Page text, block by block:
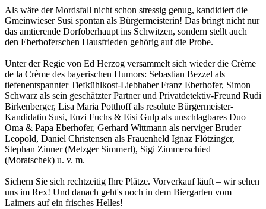
Als wäre der Mordsfall nicht schon stressig genug, kandidiert die
Gmeinwieser Susi spontan als Bürgermeisterin! Das bringt nicht nur
das amtierende Dorfoberhaupt ins Schwitzen, sondern stellt auch
den Eberhoferschen Hausfrieden gehörig auf die Probe.
Unter der Regie von Ed Herzog versammelt sich wieder die Crème
de la Crème des bayerischen Humors: Sebastian Bezzel als
tiefenentspannter Tiefkühlkost-Liebhaber Franz Eberhofer, Simon
Schwarz als sein geschätzter Partner und Privatdetektiv-Freund Rudi
Birkenberger, Lisa Maria Potthoff als resolute Bürgermeister-
Kandidatin Susi, Enzi Fuchs & Eisi Gulp als unschlagbares Duo
Oma & Papa Eberhofer, Gerhard Wittmann als nerviger Bruder
Leopold, Daniel Christensen als Frauenheld Ignaz Flötzinger,
Stephan Zinner (Metzger Simmerl), Sigi Zimmerschied
(Moratschek) u. v. m.
Sichern Sie sich rechtzeitig Ihre Plätze. Vorverkauf läuft – wir sehen
uns im Rex! Und danach geht's noch in dem Biergarten vom
Laimers auf ein frisches Helles!